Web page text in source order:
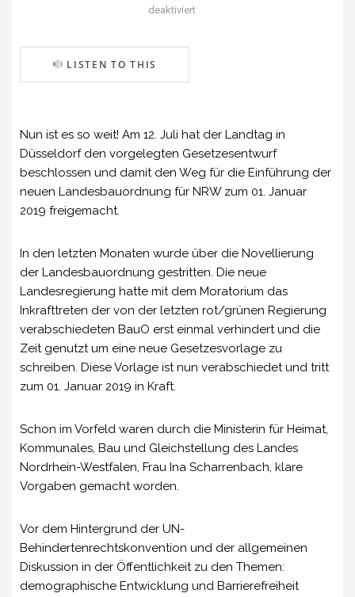
deaktiviert
LISTEN TO THIS
Nun ist es so weit! Am 12. Juli hat der Landtag in
Düsseldorf den vorgelegten Gesetzesentwurf
beschlossen und damit den Weg für die Einführung der
neuen Landesbauordnung für NRW zum 01. Januar
2019 freigemacht.
In den letzten Monaten wurde über die Novellierung
der Landesbauordnung gestritten. Die neue
Landesregierung hatte mit dem Moratorium das
Inkrafttreten der von der letzten rot/grünen Regierung
verabschiedeten BauO erst einmal verhindert und die
Zeit genutzt um eine neue Gesetzesvorlage zu
schreiben. Diese Vorlage ist nun verabschiedet und tritt
zum 01. Januar 2019 in Kraft.
Schon im Vorfeld waren durch die Ministerin für Heimat,
Kommunales, Bau und Gleichstellung des Landes
Nordrhein-Westfalen, Frau Ina Scharrenbach, klare
Vorgaben gemacht worden.
Vor dem Hintergrund der UN-
Behindertenrechtskonvention und der allgemeinen
Diskussion in der Öffentlichkeit zu den Themen:
demographische Entwicklung und Barrierefreiheit